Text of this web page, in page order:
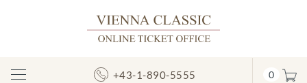
Afficher/masquer
+43-1-890-5555 0